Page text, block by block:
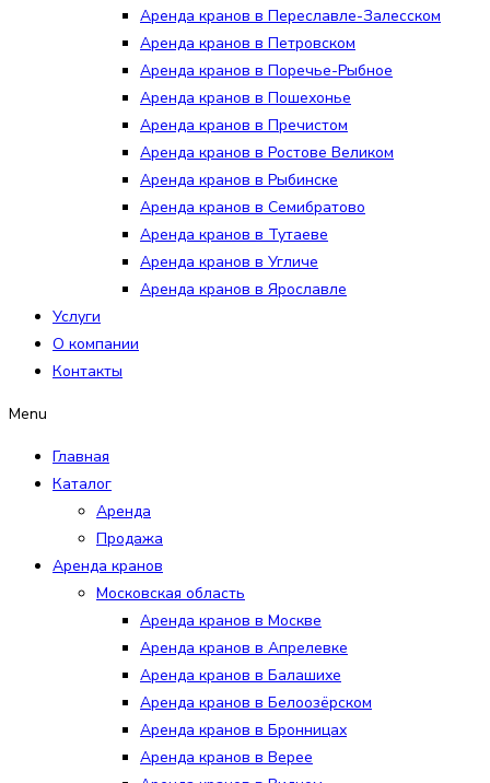
Аренда кранов в Переславле-Залесском
Аренда кранов в Петровском
Аренда кранов в Поречье-Рыбное
Аренда кранов в Пошехонье
Аренда кранов в Пречистом
Аренда кранов в Ростове Великом
Аренда кранов в Рыбинске
Аренда кранов в Семибратово
Аренда кранов в Тутаеве
Аренда кранов в Угличе
Аренда кранов в Ярославле
Услуги
О компании
Контакты
Menu
Главная
Каталог
Аренда
Продажа
Аренда кранов
Московская область
Аренда кранов в Москве
Аренда кранов в Апрелевке
Аренда кранов в Балашихе
Аренда кранов в Белоозёрском
Аренда кранов в Бронницах
Аренда кранов в Верее